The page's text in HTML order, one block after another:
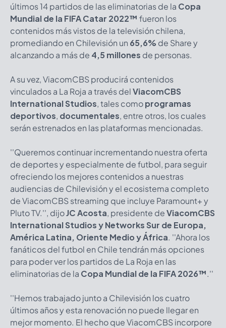
últimos 14 partidos de las eliminatorias de la Copa
Mundial de la FIFA Catar 2022™ fueron los
contenidos más vistos de la televisión chilena,
promediando en Chilevisión un 65,6% de Share y
alcanzando a más de 4,5 millones de personas.
A su vez, ViacomCBS producirá contenidos
vinculados a La Roja a través delViacomCBS
International Studios, tales comoprogramas
deportivos, documentales, entre otros, los cuales
serán estrenados en las plataformas mencionadas.
''Queremos continuar incrementando nuestra oferta
de deportes y especialmente de futbol, para seguir
ofreciendo los mejores contenidos a nuestras
audiencias de Chilevisión y el ecosistema completo
de ViacomCBS streaming que incluye Paramount+ y
Pluto TV.'', dijoJC Acosta, presidente deViacomCBS
International Studios y Networks Sur de Europa,
América Latina, Oriente Medio y África. ''Ahora los
fanáticos del futbol en Chile tendrán más opciones
para poder ver los partidos de La Roja en las
eliminatorias de la Copa Mundial de la FIFA 2026™.''
''Hemos trabajado junto a Chilevisión los cuatro
últimos años y esta renovación no puede llegar en
mejor momento. El hecho que ViacomCBS incorpore